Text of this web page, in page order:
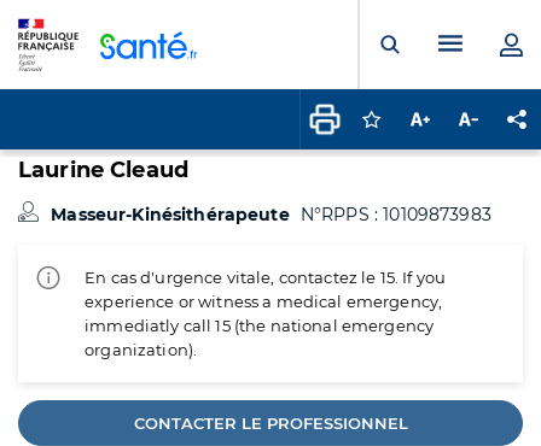
Ouvrir laMenu
Connectez-vous
Augmenter la
Laurine Cleaud
Masseur-Kinésithérapeute N°RPPS : 10109873983
En cas d'urgence vitale, contactez le 15. If you
experience or witness a medical emergency,
immediatly call 15 (the national emergency
organization).
CONTACTER LE PROFESSIONNEL